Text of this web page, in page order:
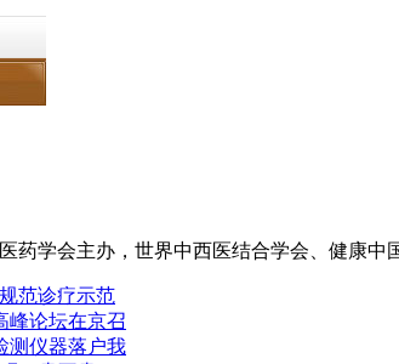
药学会主办，世界中西医结合学会、健康中
范诊疗示范
峰论坛在京召
测仪器落户我